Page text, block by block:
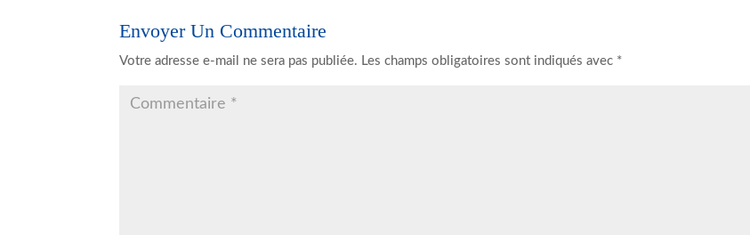
Envoyer Un Commentaire
Votre adresse e-mail ne sera pas publiée. Les champs obligatoires sont indiqués avec *